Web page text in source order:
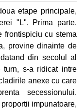
etape principale,
"L". Prima parte,
frontispiciu cu stema
provine dinainte de
din secolul al
turn, s-a ridicat intre
anexe cu care
secessionului.
impunatoare,